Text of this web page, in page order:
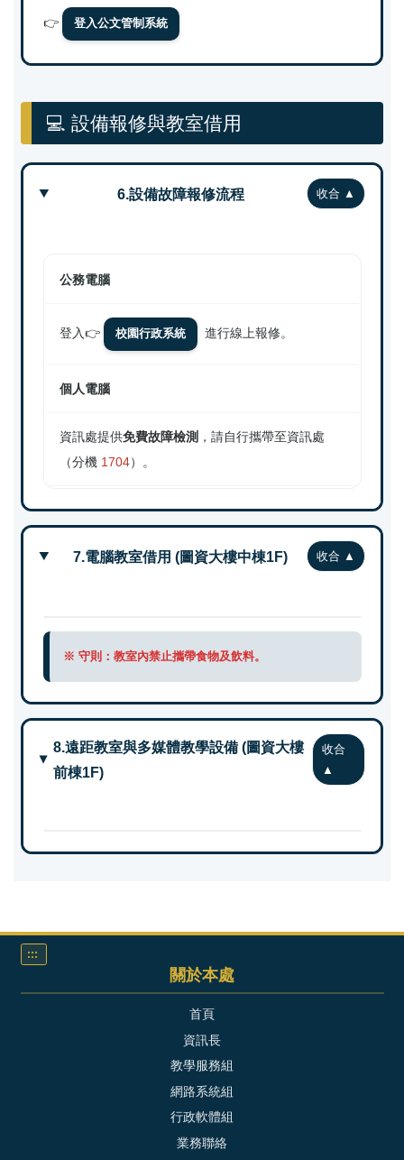
👉 登入公文管制系統
💻 設備報修與教室借用
6.設備故障報修流程
公務電腦
登入👉 校園行政系統 進行線上報修。
個人電腦
資訊處提供免費故障檢測 ，請自行攜帶至資訊處
（分機 1704）。
7.電腦教室借用 (圖資大樓中棟1F)
※ 守則：教室內禁止攜帶食物及飲料。
8.遠距教室與多媒體教學設備 (圖資大樓
前棟1F)
:::
關於本處
首頁
資訊長
教學服務組
網路系統組
行政軟體組
業務聯絡